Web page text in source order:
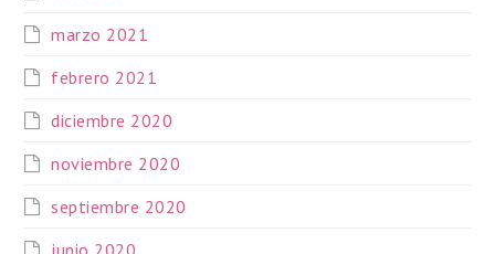
marzo 2021
febrero 2021
diciembre 2020
noviembre 2020
septiembre 2020
junio 2020